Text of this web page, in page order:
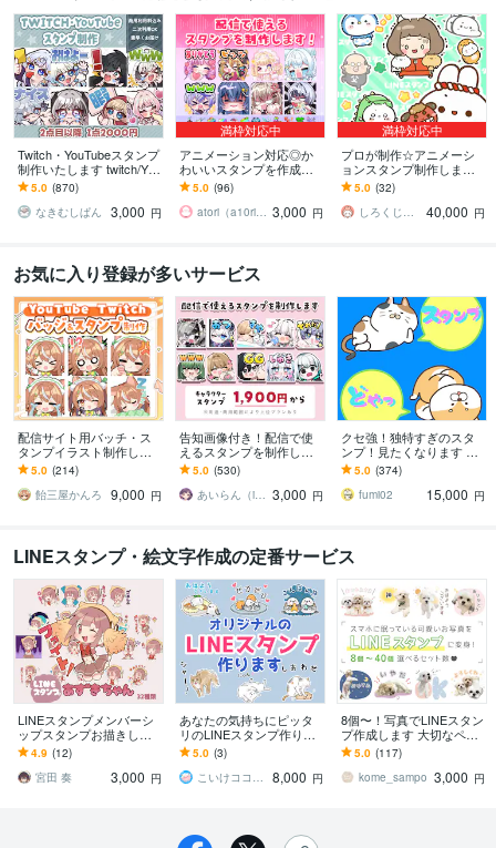
Twitch・YouTubeスタンプ
制作いたします twitch/You
Tube/tiktok配信用スタンプ
制作
5.0 (870)
なきむしぱん
3,000 円
満枠対応中
アニメーション対応◎か
わいいスタンプを作成し
ます 企業実績多数有！Yo
uTube・Twitch・TikTok☆
5.0 (96)
atori（a10ri_p） 3,000 円
満枠対応中
プロが制作☆アニメーシ
ョンスタンプ制作します L
INE、YouTube、Twitch用
アニメスタンプ制作☆
5.0 (32)
しろくじらプラスし
40,000 円
お気に入り登録が多いサービス
配信サイト用バッチ・ス
タンプイラスト制作しま
す 企業実績あり！メンバ
ーシップやサブスク特典
に最適！
5.0 (214)
飴三屋かんろ
9,000 円
告知画像付き！配信で使
えるスタンプを制作しま
す アニメーションスタン
プも対応はじめました！
5.0 (530)
あいらん（iran_stn） 3,000 円
クセ強！独特すぎのスタ
ンプ！見たくなります 大
手企業様お墨付きクオリ
ティ！キャラ映え間違い
ナシ！
5.0 (374)
fumi02
15,000 円
LINEスタンプ・絵文字作成の定番サービス
LINEスタンプメンバーシ
ップスタンプお描きしま
す 自分だけのスタンプを
作ってみませんか？
4.9 (12)
宮田 奏
3,000 円
あなたの気持ちにピッタ
リのLINEスタンプ作りま
す 返信早め！丁寧なリス
ニングでイメージに近づ
けます！
5.0 (3)
こいけココナラ
8,000 円
8個〜！写真でLINEスタン
プ作成します 大切なペッ
トのお写真を可愛くアレ
ンジしてスタンプにしま
す！
5.0 (117)
kome_sampo 3,000 円